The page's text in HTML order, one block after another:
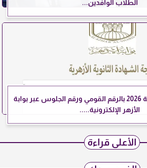
الطلاب الوافدين...
نتيجة الثانوية الأزهرية 2026 بالرقم القومي ورقم الجلوس عبر بوابة
الأزهر الإلكترونية.....
الأعلى قراءة